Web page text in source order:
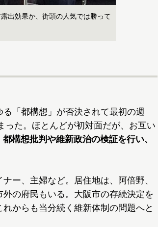
出効果か、街頭の人気では勝って
「都構想」が否決されて最初の週
た。ほとんどが初対面だが、お互い
都構想批判や維新政治の検証を行い、
ー、主婦など。居住地は、阿倍野、
の府民もいる。大阪市の存続決定を
からも当分続く維新体制の問題へと